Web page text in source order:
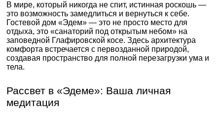
В мире, который никогда не спит, истинная роскошь —
это возможность замедлиться и вернуться к себе.
Гостевой дом «Эдем» — это не просто место для
отдыха, это «санаторий под открытым небом» на
заповедной Глафировской косе. Здесь архитектура
комфорта встречается с первозданной природой,
создавая пространство для полной перезагрузки ума и
тела.
Рассвет в «Эдеме»: Ваша личная
медитация